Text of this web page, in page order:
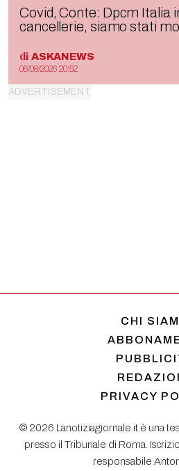
Covid, Conte: Dpcm Italia
cancellerie, siamo stati
di ASKANEWS
06/08/2026 20:52
CHI
PRIVACY
© 2026 Lanotiziagiornale.it è una
presso il Tribunale di Roma.
responsabile